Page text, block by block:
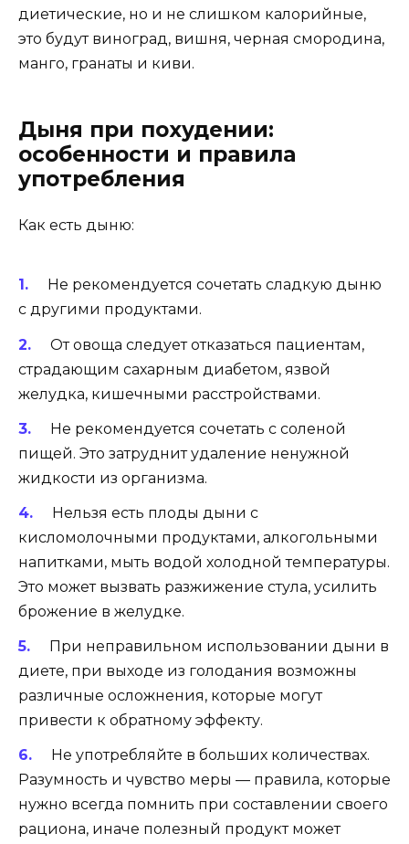
диетические, но и не слишком калорийные,
это будут виноград, вишня, черная смородина,
манго, гранаты и киви.
Дыня при похудении:
особенности и правила
употребления
Как есть дыню:
Не рекомендуется сочетать сладкую дыню
с другими продуктами.
От овоща следует отказаться пациентам,
страдающим сахарным диабетом, язвой
желудка, кишечными расстройствами.
Не рекомендуется сочетать с соленой
пищей. Это затруднит удаление ненужной
жидкости из организма.
Нельзя есть плоды дыни с
кисломолочными продуктами, алкогольными
напитками, мыть водой холодной температуры.
Это может вызвать разжижение стула, усилить
брожение в желудке.
При неправильном использовании дыни в
диете, при выходе из голодания возможны
различные осложнения, которые могут
привести к обратному эффекту.
Не употребляйте в больших количествах.
Разумность и чувство меры — правила, которые
нужно всегда помнить при составлении своего
рациона, иначе полезный продукт может